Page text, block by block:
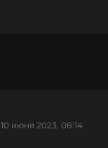
10 июня 2023, 08:14